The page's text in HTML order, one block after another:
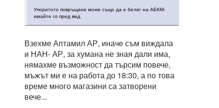
Упоритото повръщане може също да е белег на АБКМ-
имайте го пред вид.
Взехме Аптамил АР, иначе съм виждала
и НАН- АР, за хумана не зная дали има,
нямахме възможност да търсим повече,
мъжът ми е на работа до 18:30, а по това
време много магазини са затворени
вече...